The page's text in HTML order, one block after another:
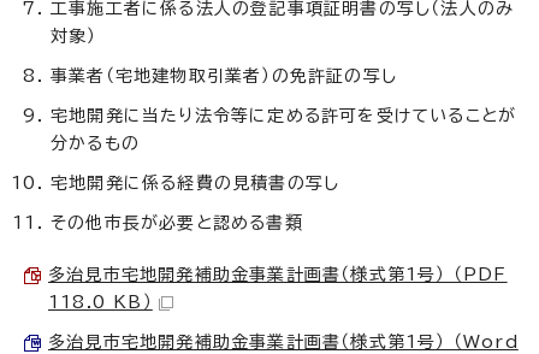
工事施工者に係る法人の登記事項証明書の写し（法人のみ
対象）
事業者（宅地建物取引業者）の免許証の写し
宅地開発に当たり法令等に定める許可を受けていることが
分かるもの
宅地開発に係る経費の見積書の写し
その他市長が必要と認める書類
多治見市宅地開発補助金事業計画書（様式第1号） （PDF
118.0 KB）
多治見市宅地開発補助金事業計画書（様式第1号） （Word